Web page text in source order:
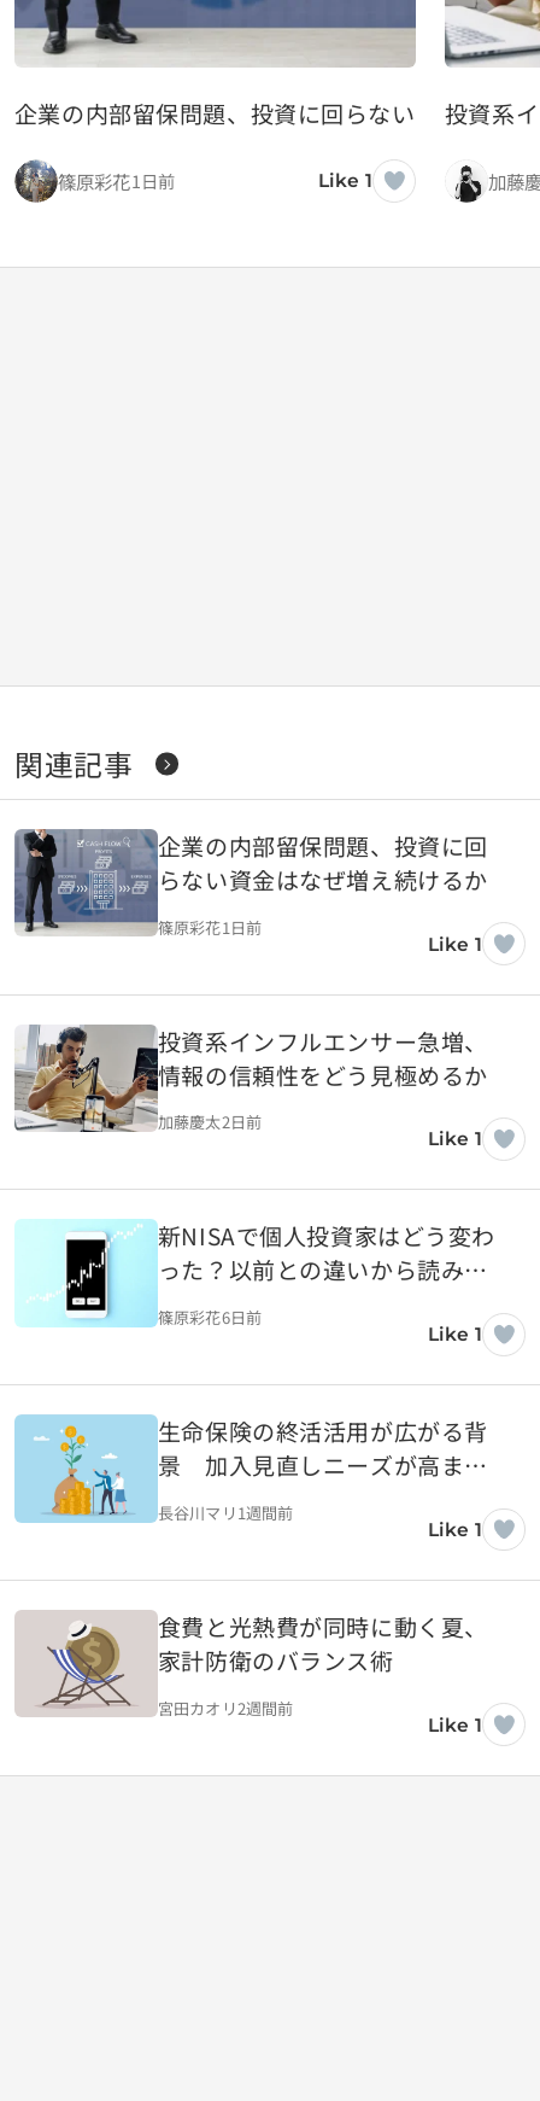
企業の内部留保問題、投資に回らない資金はな
篠原彩花1日前 Like 1
投資系
加藤
関連記事
企業の内部留保問題、投資に回
らない資金はなぜ増え続けるか
篠原彩花1日前
Like 1
投資系インフルエンサー急増、
情報の信頼性をどう見極めるか
加藤慶太2日前
Like 1
新NISAで個人投資家はどう変わ
った？以前との違いから読み解
く資産形成
篠原彩花6日前
Like 1
生命保険の終活活用が広がる背
景 加入見直しニーズが高まる
本当の理由
長谷川マリ 1週間前
Like 1
食費と光熱費が同時に動く夏、
家計防衛のバランス術
宮田カオリ2週間前
Like 1